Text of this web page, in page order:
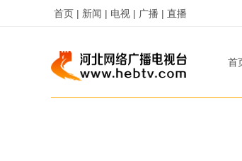
首页 | 新闻 | 电视 | 广播 | 直播
首